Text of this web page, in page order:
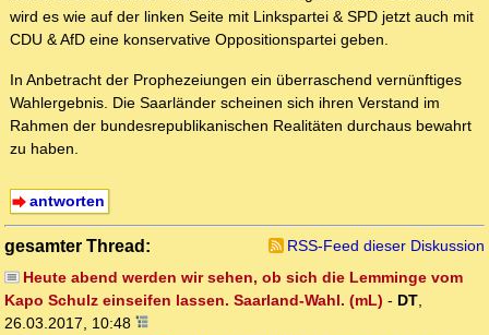
wird es wie auf der linken Seite mit Linkspartei & SPD jetzt auch mit
CDU & AfD eine konservative Oppositionspartei geben.
In Anbetracht der Prophezeiungen ein überraschend vernünftiges
Wahlergebnis. Die Saarländer scheinen sich ihren Verstand im
Rahmen der bundesrepublikanischen Realitäten durchaus bewahrt
zu haben.
antworten
gesamter Thread:
RSS-Feed dieser Diskussion
Heute abend werden wir sehen, ob sich die Lemminge vom
Kapo Schulz einseifen lassen. Saarland-Wahl. (mL) - DT,
26.03.2017, 10:48